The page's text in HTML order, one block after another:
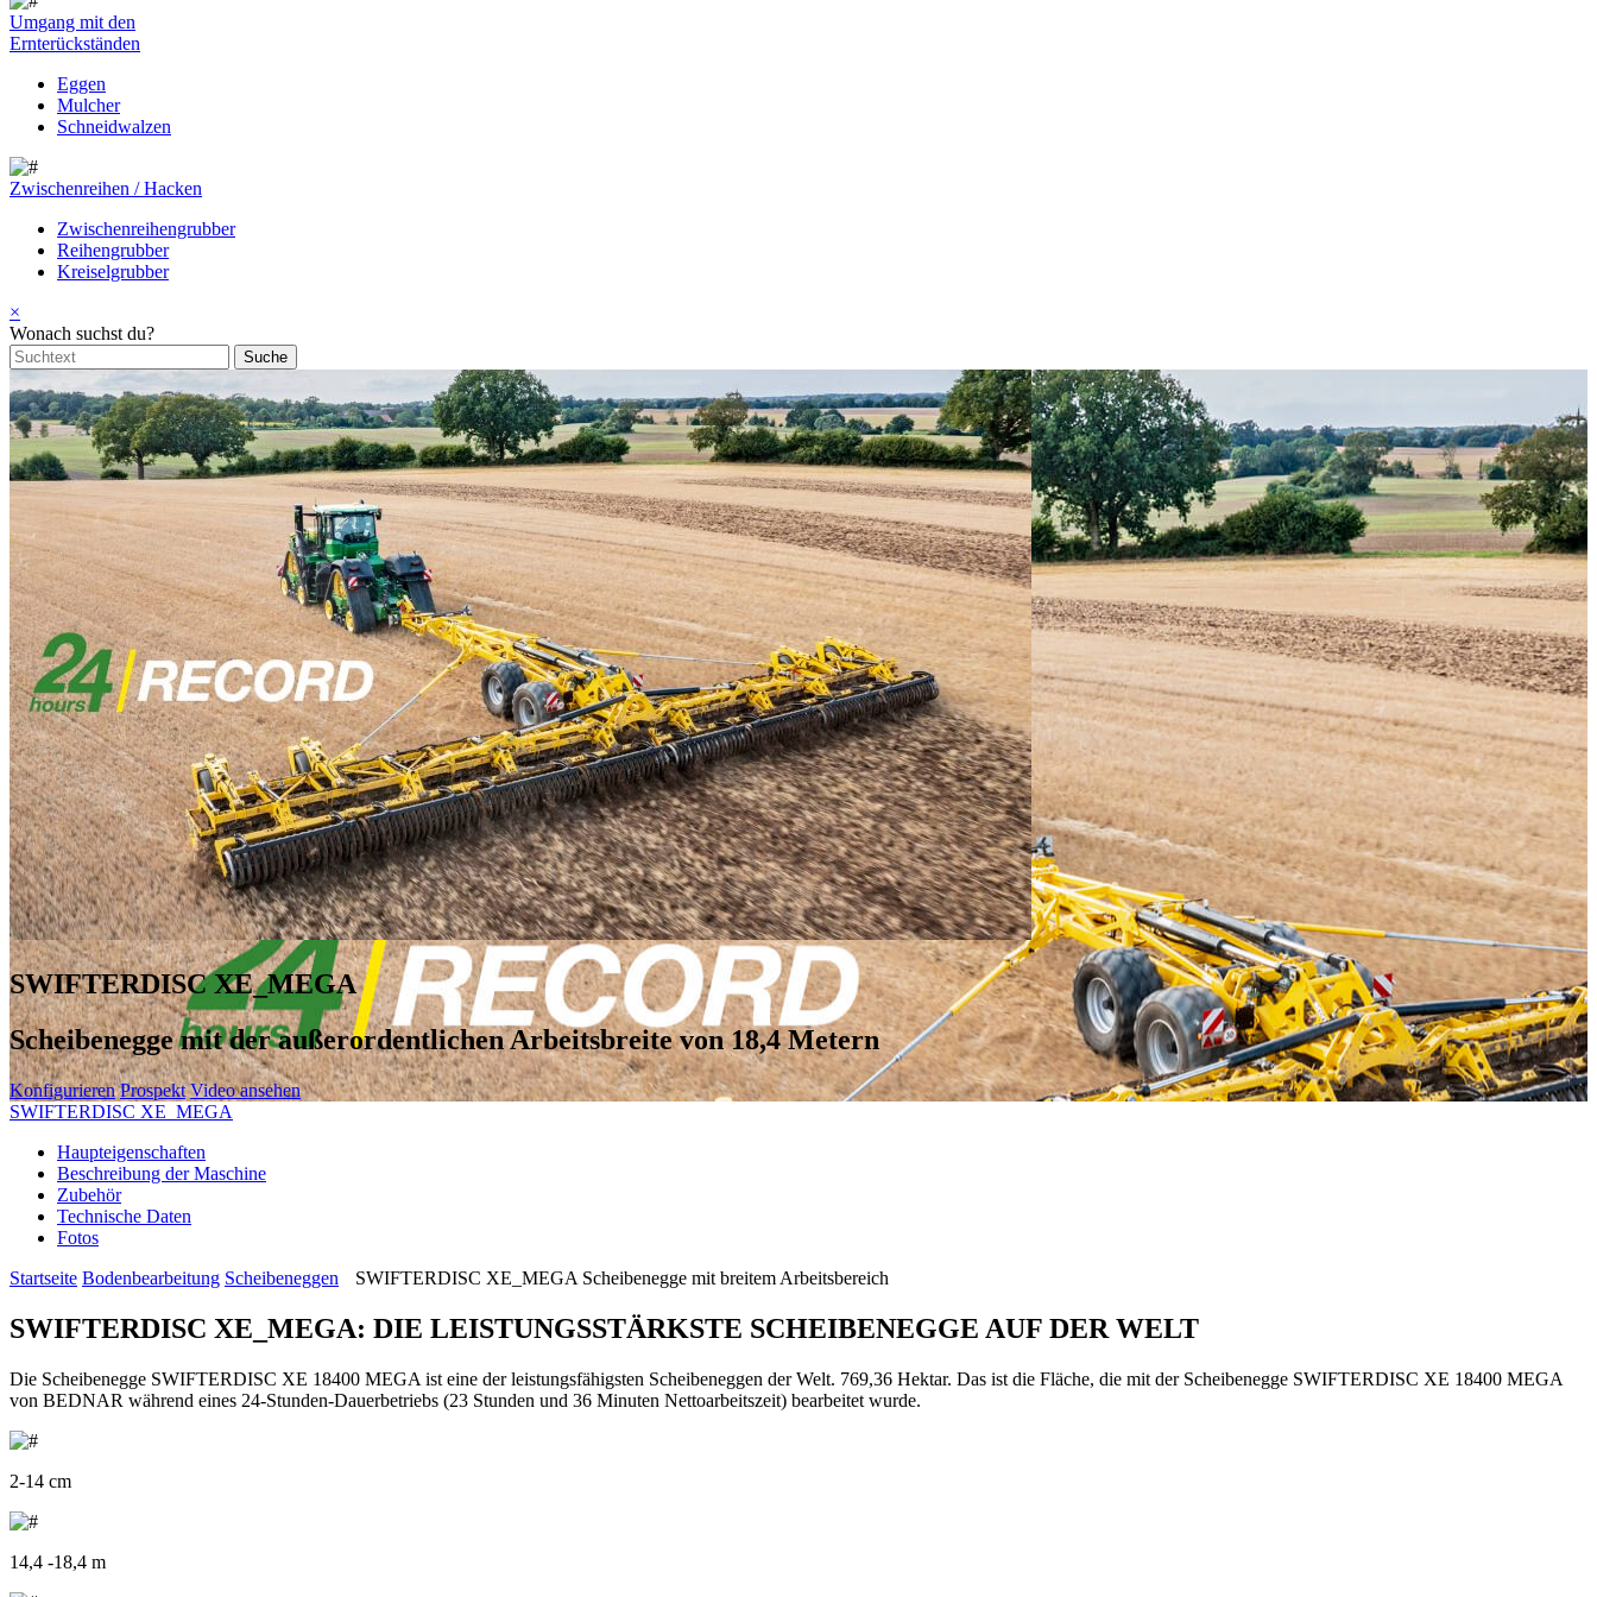
Umgang mit den
Ernterückständen
Eggen
Mulcher
Schneidwalzen
Zwischenreihen / Hacken
Zwischenreihengrubber
Reihengrubber
Kreiselgrubber
×
Wonach suchst du?
SWIFTERDISC XE_MEGA
Scheibenegge mit der außerordentlichen Arbeitsbreite von 18,4 Metern
Konfigurieren Prospekt Video ansehen
SWIFTERDISC XE_MEGA
Haupteigenschaften
Beschreibung der Maschine
Zubehör
Technische Daten
Fotos
Startseite Bodenbearbeitung Scheibeneggen SWIFTERDISC XE_MEGA Scheibenegge mit breitem Arbeitsbereich
SWIFTERDISC XE_MEGA: DIE LEISTUNGSSTÄRKSTE SCHEIBENEGGE AUF DER WELT
Die Scheibenegge SWIFTERDISC XE 18400 MEGA ist eine der leistungsfähigsten Scheibeneggen der Welt. 769,36 Hektar. Das ist die Fläche, die mit der Scheibenegge SWIFTERDISC XE 18400 MEGA
von BEDNAR während eines 24-Stunden-Dauerbetriebs (23 Stunden und 36 Minuten Nettoarbeitszeit) bearbeitet wurde.
2-14 cm
14,4 -18,4 m